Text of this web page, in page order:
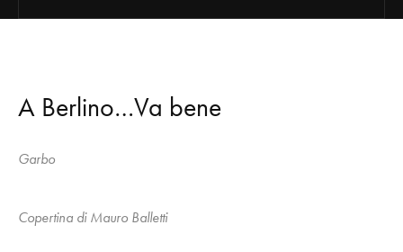
A Berlino…Va bene
Garbo
Copertina di Mauro Balletti